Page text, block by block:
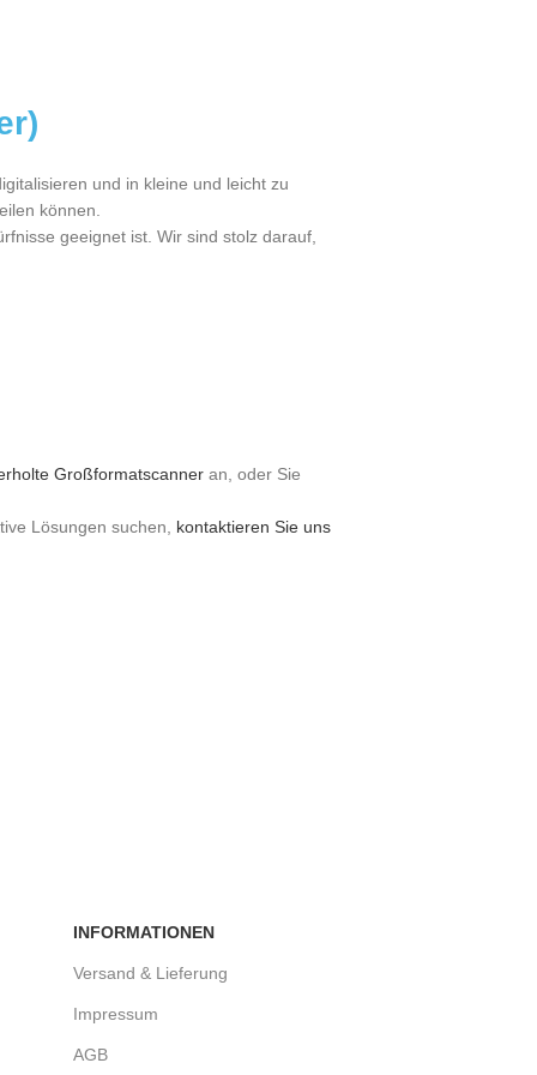
und in kleine und leicht zu
können.
geeignet ist. Wir sind stolz darauf,
Großformatscanner an, oder Sie
Lösungen suchen, kontaktieren Sie uns
INFORMATIONEN
Versand & Lieferung
Impressum
AGB